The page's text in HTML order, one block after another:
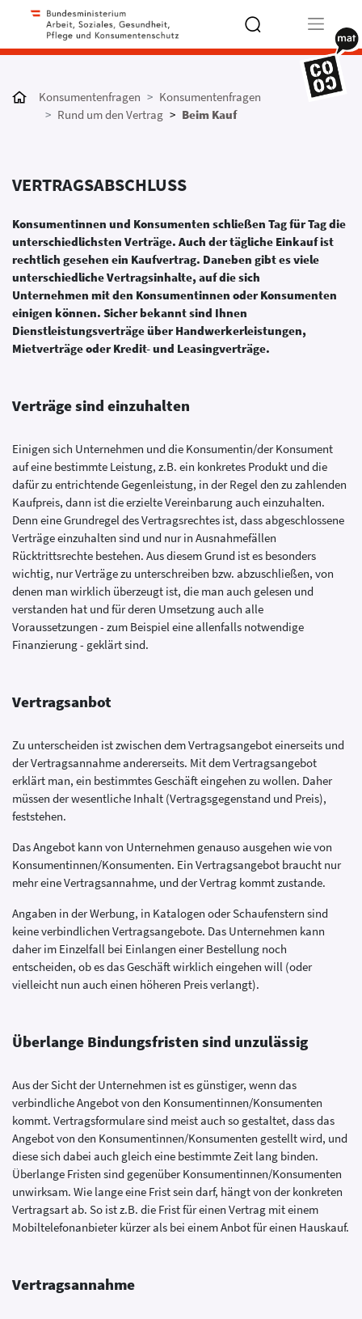
more
characters
Konsumentenfragen
Konsumentenfragen
Rund um den Vertrag
Beim Kauf
VERTRAGSABSCHLUSS
Konsumentinnen und Konsumenten schließen Tag für Tag die
unterschiedlichsten Verträge. Auch der tägliche Einkauf ist
rechtlich gesehen ein Kaufvertrag. Daneben gibt es viele
unterschiedliche Vertragsinhalte, auf die sich
Unternehmen mit den Konsumentinnen oder Konsumenten
einigen können. Sicher bekannt sind Ihnen
Dienstleistungsverträge über Handwerkerleistungen,
Mietverträge oder Kredit- und Leasingverträge.
Verträge sind einzuhalten
Einigen sich Unternehmen und die Konsumentin/der Konsument
auf eine bestimmte Leistung, z.B. ein konkretes Produkt und die
dafür zu entrichtende Gegenleistung, in der Regel den zu zahlenden
Kaufpreis, dann ist die erzielte Vereinbarung auch einzuhalten.
Denn eine Grundregel des Vertragsrechtes ist, dass abgeschlossene
Verträge einzuhalten sind und nur in Ausnahmefällen
Rücktrittsrechte bestehen. Aus diesem Grund ist es besonders
wichtig, nur Verträge zu unterschreiben bzw. abzuschließen, von
denen man wirklich überzeugt ist, die man auch gelesen und
verstanden hat und für deren Umsetzung auch alle
Voraussetzungen - zum Beispiel eine allenfalls notwendige
Finanzierung - geklärt sind.
Vertragsanbot
Zu unterscheiden ist zwischen dem Vertragsangebot einerseits und
der Vertragsannahme andererseits. Mit dem Vertragsangebot
erklärt man, ein bestimmtes Geschäft eingehen zu wollen. Daher
müssen der wesentliche Inhalt (Vertragsgegenstand und Preis),
feststehen.
Das Angebot kann von Unternehmen genauso ausgehen wie von
Konsumentinnen/Konsumenten. Ein Vertragsangebot braucht nur
mehr eine Vertragsannahme, und der Vertrag kommt zustande.
Angaben in der Werbung, in Katalogen oder Schaufenstern sind
keine verbindlichen Vertragsangebote. Das Unternehmen kann
daher im Einzelfall bei Einlangen einer Bestellung noch
entscheiden, ob es das Geschäft wirklich eingehen will (oder
vielleicht nun auch einen höheren Preis verlangt).
Überlange Bindungsfristen sind unzulässig
Aus der Sicht der Unternehmen ist es günstiger, wenn das
verbindliche Angebot von den Konsumentinnen/Konsumenten
kommt. Vertragsformulare sind meist auch so gestaltet, dass das
Angebot von den Konsumentinnen/Konsumenten gestellt wird, und
diese sich dabei auch gleich eine bestimmte Zeit lang binden.
Überlange Fristen sind gegenüber Konsumentinnen/Konsumenten
unwirksam. Wie lange eine Frist sein darf, hängt von der konkreten
Vertragsart ab. So ist z.B. die Frist für einen Vertrag mit einem
Mobiltelefonanbieter kürzer als bei einem Anbot für einen Hauskauf.
Vertragsannahme